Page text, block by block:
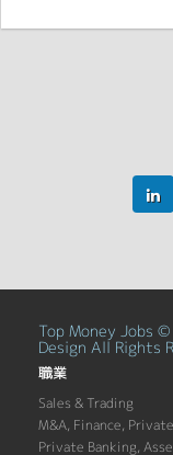
Top Money Jobs
Design All Rights
職業
Sales & Trading
M&A, Finance,
Private Banking,